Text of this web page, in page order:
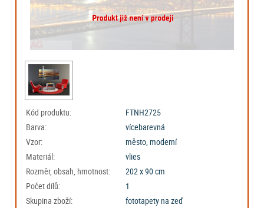
Kód produktu:
FTNH2725
Barva:
vícebarevná
Vzor:
město, moderní
Materiál:
vlies
Rozměr, obsah, hmotnost:
202 x 90 cm
Počet dílů:
1
Skupina zboží:
fototapety na zeď